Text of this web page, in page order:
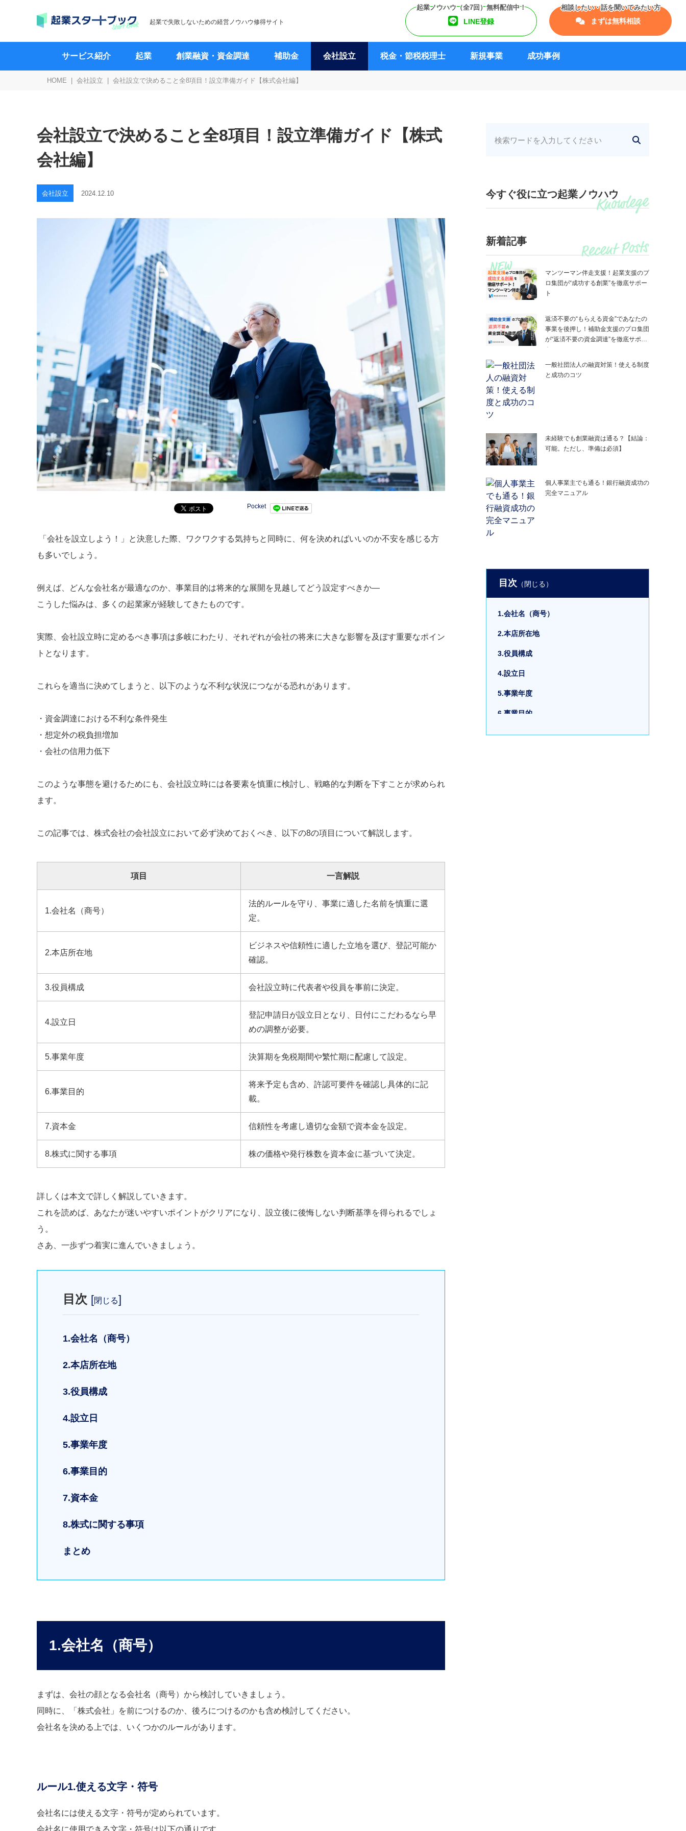
起業で失敗しないための経営ノウハウ修得サイト LINE登録 まずは無料相談
サービス紹介 起業 創業融資・資金調達 補助金 会社設立 税金・節税税理士 新規事業 成功事例
HOME 会社設立 会社設立で決めること全8項目！設立準備ガイド【株式会社編】
会社設立で決めること全8項目！設立準備ガイド【株式
会社編】
会社設立 2024.12.10
Pocket
「会社を設立しよう！」と決意した際、ワクワクする気持ちと同時に、何を決めればいいのか不安を感じる方
も多いでしょう。
例えば、どんな会社名が最適なのか、事業目的は将来的な展開を見越してどう設定すべきか―
こうした悩みは、多くの起業家が経験してきたものです。
実際、会社設立時に定めるべき事項は多岐にわたり、それぞれが会社の将来に大きな影響を及ぼす重要なポイン
トとなります。
これらを適当に決めてしまうと、以下のような不利な状況につながる恐れがあります。
・資金調達における不利な条件発生
・想定外の税負担増加
・会社の信用力低下
このような事態を避けるためにも、会社設立時には各要素を慎重に検討し、戦略的な判断を下すことが求められ
ます。
この記事では、株式会社の会社設立において必ず決めておくべき、以下の8の項目について解説します。
項目 一言解説
1.会社名（商号）
法的ルールを守り、事業に適した名前を慎重に選
定。
2.本店所在地
ビジネスや信頼性に適した立地を選び、登記可能か
確認。
3.役員構成 会社設立時に代表者や役員を事前に決定。
4.設立日
登記申請日が設立日となり、日付にこだわるなら早
めの調整が必要。
5.事業年度 決算期を免税期間や繁忙期に配慮して設定。
6.事業目的
将来予定も含め、許認可要件を確認し具体的に記
載。
7.資本金 信頼性を考慮し適切な金額で資本金を設定。
8.株式に関する事項 株の価格や発行株数を資本金に基づいて決定。
詳しくは本文で詳しく解説していきます。
これを読めば、あなたが迷いやすいポイントがクリアになり、設立後に後悔しない判断基準を得られるでしょ
う。
さあ、一歩ずつ着実に進んでいきましょう。
目次 [閉じる]
1.会社名（商号）
2.本店所在地
3.役員構成
4.設立日
5.事業年度
6.事業目的
7.資本金
8.株式に関する事項
まとめ
1.会社名（商号）
まずは、会社の顔となる会社名（商号）から検討していきましょう。
同時に、「株式会社」を前につけるのか、後ろにつけるのかも含め検討してください。
会社名を決める上では、いくつかのルールがあります。
ルール1.使える文字・符号
会社名には使える文字・符号が定められています。
会社名に使用できる文字・符号は以下の通りです。
今すぐ役に立つ起業ノウハウ
新着記事
マンツーマン伴走支援！起業支援のプ
ロ集団が“成功する創業”を徹底サポー
ト
返済不要の“もらえる資金”であなたの
事業を後押し！補助金支援のプロ集団
が“返済不要の資金調達”を徹底サポー
ト
一般社団法人の融資対策！使える制度
と成功のコツ
未経験でも創業融資は通る？【結論：
可能。ただし、準備は必須】
個人事業主でも通る！銀行融資成功の
完全マニュアル
目次
1.会社名（商号）
2.本店所在地
3.役員構成
4.設立日
5.事業年度
6.事業目的
7.資本金